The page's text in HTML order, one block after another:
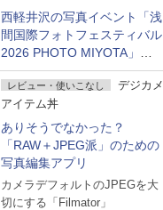
西軽井沢の写真イベント「浅
間国際フォトフェスティバル
2026 PHOTO MIYOTA」が
開幕
レビュー・使いこなし
デジカメ
アイテム丼
ありそうでなかった？
「RAW＋JPEG派」のための
写真編集アプリ
カメラデフォルトのJPEGを大
切にする「Filmator」